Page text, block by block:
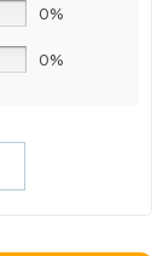
0%
0%